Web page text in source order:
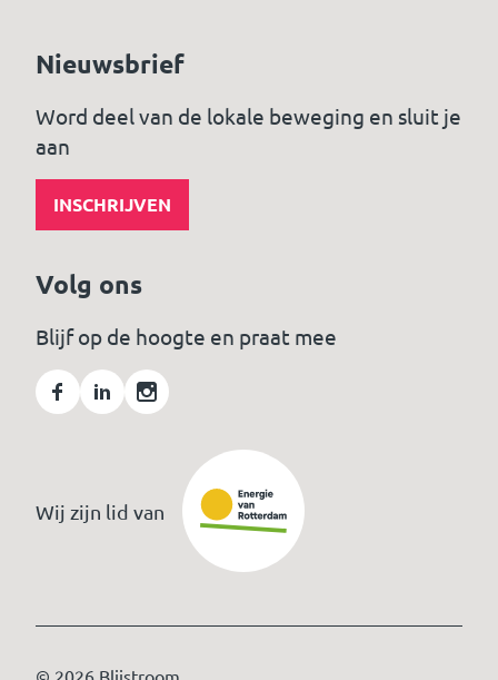
Nieuwsbrief
Word deel van de lokale beweging en sluit je
aan
INSCHRIJVEN
Volg ons
Blijf op de hoogte en praat mee
Wij zijn lid van